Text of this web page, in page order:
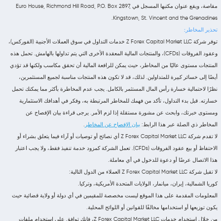
مقاصة، ويقع عنوان مكتبها المسجل في Euro House, Richmond Hill Road, P.O. Box 2897,
Kingstown, St. Vincent and the Grenadines.
تحذير المخاطر:
توفر شركة Z Forex Capital Market LLC خدمات التداول في سوق العملات الأجنبية (الفوركس)،
وعقود الفروقات (CFDs)، والمنتجات المالية المعقدة الأخرى التي يتم تداولها بالهامش. تحمل هذه
المنتجات مستوى عاليًا من المخاطر، حيث يمكن للرافعة المالية أن تحقق مكاسب ولكنها قد تؤدي
أيضًا إلى خسائر كبيرة للمتداولين. لذلك، قد لا تكون هذه المنتجات مناسبة لجميع المستثمرين،
نظرًا لاحتمالية خسارة رأس المال المستثمر بالكامل. يجب عدم المخاطرة بأكثر مما يمكنك تحمل
خسارته. قبل بدء التداول، تأكد من فهمك للمخاطر المرتبطة به، وفكر في أهدافك الاستثمارية
ومستوى خبرتك، وابحث عن مشورة مستقلة إذا لزم الأمر. يرجى قراءة بيان الإفصاح عن
المخاطر ذي الصلة عبر هذا الرابط: بيان الإفصاح عن المخاطر .
لا تقدم شركة Z Forex Capital Market LLC أي نصائح أو توصيات أو آراء فيما يتعلق بشراء أو
الاحتفاظ أو بيع عقود الفروقات (CFDs). تعمل الشركة كمزود خدمة تنفيذ فقط، ولا يجب اعتبار
هذا الاتصال عرضًا أو دعوة للدخول في أي معاملة.
لا تقبل شركة Z Forex Capital Market LLC العملاء من الدول التالية:
كوريا الشمالية، إيران، ميانمار، الولايات المتحدة الأمريكية، وتركيا.
المعلومات المقدمة على هذا الموقع ليست مخصصة للمقيمين في أي دولة أو ولاية قضائية حيث
يكون توزيعها أو استخدامها مخالفًا للقوانين أو اللوائح المحلية.
من خلال استخدام خدمات Z Forex Capital Market LLC، فإنك توافق على استخدام ملفات